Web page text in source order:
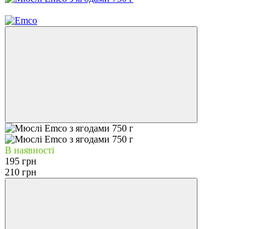
В наявності
195 грн
210 грн